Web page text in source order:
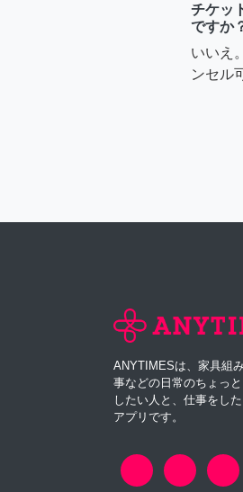
チケッ
ですか
いいえ
ンセル
ANYTIMESは、家具組
事などの日常のちょっ
したい人と、仕事をし
アプリです。